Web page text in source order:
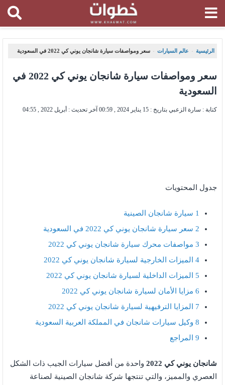
الرئيسية ، عالم السيارات ، سعر ومواصفات سيارة شانجان يوني كي 2022 في السعودية
سعر ومواصفات سيارة شانجان يوني كي 2022 في
السعودية
كتابة : سارة الزعبي بتاريخ : 15 يناير 2024 , 00:59 آخر تحديث : أبريل 2022 , 04:55
جدول المحتويات
1 سيارة شانجان الصينية
2 سعر سيارة شانجان يوني كي 2022 في السعودية
3 مواصفات محرك سيارة شانجان يوني كي 2022
4 الميزات الخارجية لسيارة شانجان يوني كي 2022
5 الميزات الداخلية لسيارة شانجان يوني كي 2022
6 مزايا الأمان لسيارة شانجان يوني كي 2022
7 المزايا الترفيهية لسيارة شانجان يوني كي 2022
8 وكيل سيارات شانجان في المملكة العربية السعودية
9 المراجع
شانجان يوني كي 2022
واحدة من أفضل سيارات الجيب ذات الشكل
العصري والمميز، والتي تنتجها شركة شانجان الصينية لصناعة